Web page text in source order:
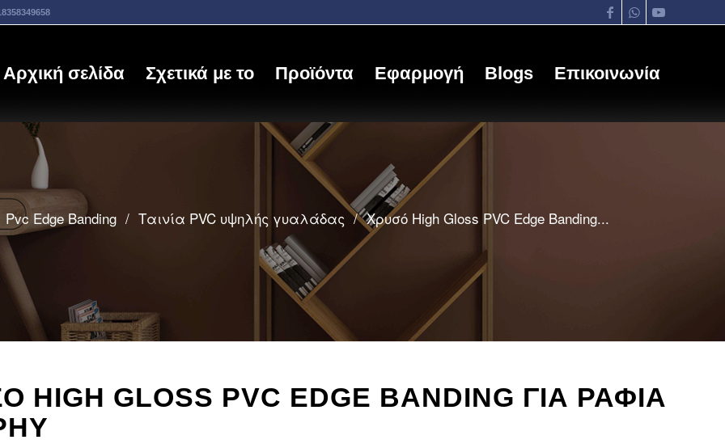
Αρχική σελίδα Σχετικά με το Προϊόντα Εφαρμογή Blogs Επικοινωνία
Pvc Edge Banding / Ταινία PVC υψηλής γυαλάδας / Χρυσό High Gloss PVC Edge Banding...
HIGH GLOSS PVC EDGE BANDING ΓΙΑ ΡΆΦΙΑ